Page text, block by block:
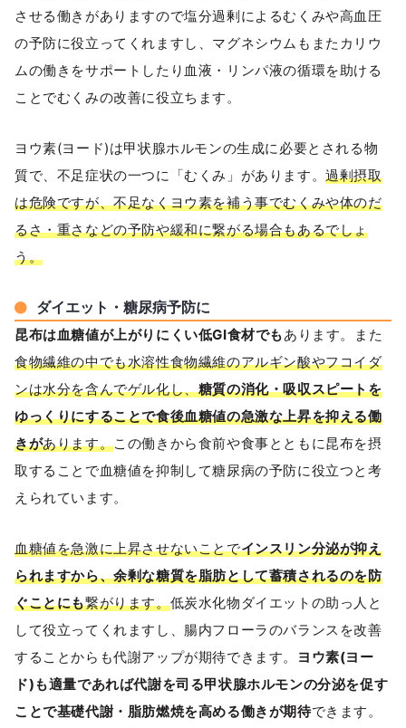
させる働きがありますので塩分過剰によるむくみや高血圧
の予防に役立ってくれますし、マグネシウムもまたカリウ
ムの働きをサポートしたり血液・リンパ液の循環を助ける
ことでむくみの改善に役立ちます。
ヨウ素(ヨード)は甲状腺ホルモンの生成に必要とされる物
質で、不足症状の一つに「むくみ」があります。過剰摂取
は危険ですが、不足なくヨウ素を補う事でむくみや体のだ
るさ・重さなどの予防や緩和に繋がる場合もあるでしょ
う。
ダイエット・糖尿病予防に
昆布は血糖値が上がりにくい低GI食材でもあります。また
食物繊維の中でも水溶性食物繊維のアルギン酸やフコイダ
ンは水分を含んでゲル化し、糖質の消化・吸収スピートを
ゆっくりにすることで食後血糖値の急激な上昇を抑える働
きがあります。この働きから食前や食事とともに昆布を摂
取することで血糖値を抑制して糖尿病の予防に役立つと考
えられています。
血糖値を急激に上昇させないことでインスリン分泌が抑え
られますから、余剰な糖質を脂肪として蓄積されるのを防
ぐことにも繋がります。低炭水化物ダイエットの助っ人と
して役立ってくれますし、腸内フローラのバランスを改善
することからも代謝アップが期待できます。
ヨウ素(ヨー
ド)も適量であれば代謝を司る甲状腺ホルモンの分泌を促す
ことで基礎代謝・脂肪燃焼を高める働きが期待できます。